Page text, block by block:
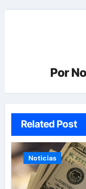
Por
Related Post
Noticias